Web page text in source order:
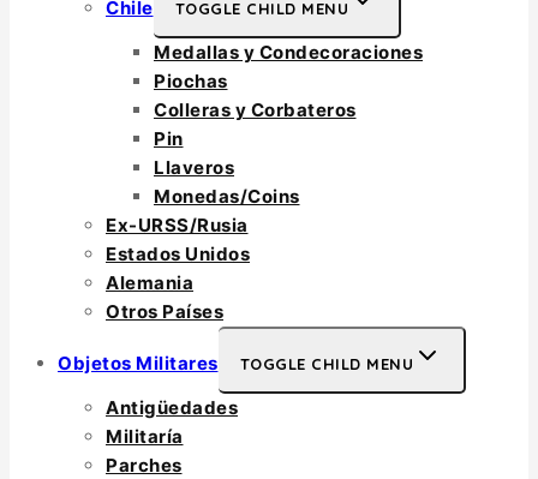
Chile TOGGLE CHILD MENU
Medallas y Condecoraciones
Piochas
Colleras y Corbateros
Pin
Llaveros
Monedas/Coins
Ex-URSS/Rusia
Estados Unidos
Alemania
Otros Países
Objetos Militares TOGGLE CHILD MENU
Antigüedades
Militaría
Parches